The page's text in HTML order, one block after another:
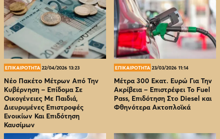
ΕΠΙΚΑΙΡΟΤΗΤΑ 22/04/2026 13:23
Νέο Πακέτο Μέτρων Από Την
Κυβέρνηση – Επίδομα Σε
Οικογένειες Με Παιδιά,
Διευρυμένες Επιστροφές
Ενοικίων Και Επιδότηση
Καυσίμων
ΕΠΙΚΑΙΡΟΤΗΤΑ 23/03/2026 11:14
Μέτρα 300 Εκατ. Ευρώ Για Την
Ακρίβεια – Επιστρέφει Το Fuel
Pass, Επιδότηση Στο Diesel και
Φθηνότερα Ακτοπλοϊκά